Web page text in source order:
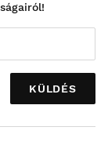
KÜLDÉS